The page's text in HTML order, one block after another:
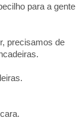
para a gente
precisamos de